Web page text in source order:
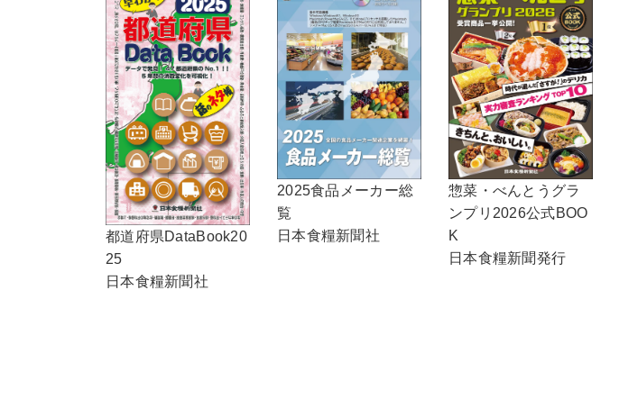
都道府県DataBook20
25
日本食糧新聞社
2025食品メーカー総
覧
日本食糧新聞社
惣菜・べんとうグラ
ンプリ2026公式BOO
K
日本食糧新聞発行